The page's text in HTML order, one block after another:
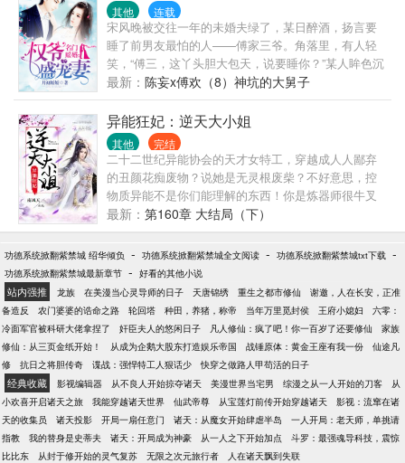
妻攻略）
其他 连载
宋风晚被交往一年的未婚夫绿了，某日醉酒，扬言要
睡了前男友最怕的人——傅家三爷。角落里，有人轻
笑，“傅三，这丫头胆大包天，说要睡你？”某人眸色沉
沉，“眼光不错。”后来前男友搂着大肚子的小三和她耀
武扬威。某人信步而来，两人乖巧叫声，“三叔。”傅沉
看向身边的宋风晚，“叫三婶。”【同居篇】傅三爷是四
九城里出了名的狠戾凉薄，不近女色，快三十，还一
人独居。然而长辈给他送来了一小姑娘。美其名曰：
寄住。除了盯着她写作业，就是接她上下学。小丫头
有点嚣张。遛着他的狗，睡着他的床，还敢笑他老。
而后的傅三爷，第一次被训斥，因为……他把长辈托
付给自己照顾的小姑娘，给照顾到床上去了。【理想
最新： 陈妄x傅欢（8）神坑的大舅子
异能狂妃：逆天大小姐
其他 完结
二十二世纪异能协会的天才女特工，穿越成人人鄙弃
的丑颜花痴废物？说她是无灵根废柴？不好意思，控
物质异能不是你们能理解的东西！你是炼器师很牛叉
吗？呵呵，她这个最强炼器师都还没说话呢！你是炼
药师很厉害么？抱歉，她就是这个大陆的第一炼药
师！上古神兽很剽悍？哦，你是说自愿做她家宠物的
那几个吗？说她长相丑陋？等她恢复容貌你就知道什
么叫真绝色了！传说帝尊十分高冷不近女色？某女唇
角一抽，你是说这个缠着她不放的妖孽吗？昔日废柴
华丽逆袭，风云际会分分钟秒杀各路天才，跨时空开
创新纪元，缔造科幻与玄幻的终极碰撞！【绝宠爽
文，结局1E】读者群【南风小窝】【】欢迎进群来讨
论剧情~
最新： 第160章 大结局（下）
功德系统掀翻紫禁城 绍华倾负 - 功德系统掀翻紫禁城全文阅读 - 功德系统掀翻紫禁城txt下载 -
功德系统掀翻紫禁城最新章节 - 好看的其他小说
站内强推 龙族 在美漫当心灵导师的日子 天唐锦绣 重生之都市修仙
谢邀，人在长安，正准
备造反
农门婆婆的诰命之路 轮回塔 种田，养猪，称帝 当年万里觅封侯 王府小媳妇
六零：
冷面军官被科研大佬拿捏了
奸臣夫人的悠闲日子 凡人修仙：疯了吧！你一百岁了还要修仙
家族
修仙：从三页金纸开始！
从成为企鹅大股东打造娱乐帝国 战锤原体：黄金王座有我一份
仙途凡
修
抗日之将胆传奇 谍战：强悍特工人狠话少 快穿之做路人甲苟活的日子
经典收藏 影视编辑器 从不良人开始掠夺诸天 美漫世界当宅男 综漫之从一人开始的刀客
从
小欢喜开启诸天之旅
我能穿越诸天世界 仙武帝尊 从宝莲灯前传开始穿越诸天
影视：流窜在诸
天的收集员
诸天投影 开局一扇任意门 诸天：从魔女开始肆虐半岛
一人开局：老天师，单挑请
指教
我的替身是史蒂夫 诸天：开局成为神豪 从一人之下开始加点
斗罗：最强魂导科技，震惊
比比东
从封于修开始的灵气复苏 无限之次元旅行者 人在诸天飘到失联